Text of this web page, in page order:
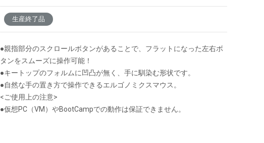
生産終了品
●親指部分のスクロールボタンがあることで、フラットになった左右ボ
タンをスムーズに操作可能！
●キートップのフォルムに凹凸が無く、手に馴染む形状です。
●自然な手の置き方で操作できるエルゴノミクスマウス。
<ご使用上の注意>
●仮想PC（VM）やBootCampでの動作は保証できません。